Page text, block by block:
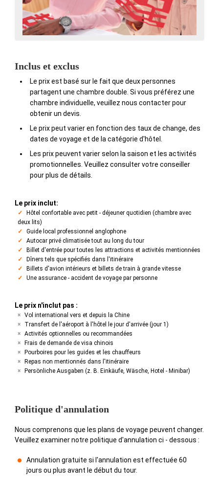
Inclus et exclus
Le prix est basé sur le fait que deux personnes
partagent une chambre double. Si vous préférez une
chambre individuelle, veuillez nous contacter pour
obtenir un devis.
Le prix peut varier en fonction des taux de change, des
dates de voyage et de la catégorie d'hôtel.
Les prix peuvent varier selon la saison et les activités
promotionnelles. Veuillez consulter votre conseiller
pour plus de détails.
Le prix inclut:
Hôtel confortable avec petit - déjeuner quotidien (chambre avec
deux lits)
Guide local professionnel anglophone
Autocar privé climatisée tout au long du tour
Billet d'entrée pour toutes les attractions et activités mentionnées
Dîners tels que spécifiés dans l'itinéraire
Billets d'avion intérieurs et billets de train à grande vitesse
Une assurance - accident de voyage par personne
Le prix n'inclut pas :
Vol international vers et depuis la Chine
Transfert de l'aéroport à l'hôtel le jour d'arrivée (jour 1)
Activités optionnelles ou recommandées
Frais de demande de visa chinois
Pourboires pour les guides et les chauffeurs
Repas non mentionnés dans l'itinéraire
Persönliche Ausgaben (z. B. Einkäufe, Wäsche, Hotel - Minibar)
Politique d'annulation
Nous comprenons que les plans de voyage peuvent changer.
Veuillez examiner notre politique d'annulation ci - dessous :
Annulation gratuite si l'annulation est effectuée 60
jours ou plus avant le début du tour.